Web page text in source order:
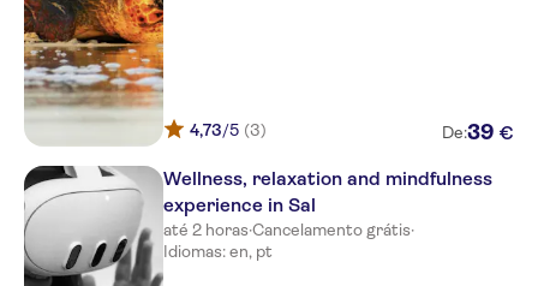
4,73/5 (3) De:39 €
Wellness, relaxation and mindfulness
experience in Sal
até 2 horas·Cancelamento grátis·
Idiomas: en, pt